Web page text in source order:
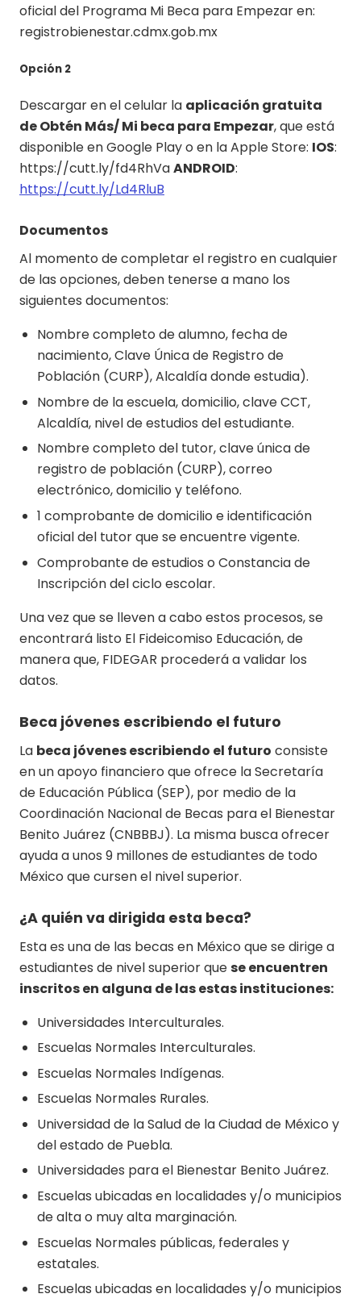
oficial del Programa Mi Beca para Empezar en:
registrobienestar.cdmx.gob.mx
Opción 2
Descargar en el celular la aplicación gratuita
de Obtén Más/ Mi beca para Empezar, que está
disponible en Google Play o en la Apple Store: IOS:
https://cutt.ly/fd4RhVaANDROID:
https://cutt.ly/Ld4RluB
Documentos
Al momento de completar el registro en cualquier
de las opciones, deben tenerse a mano los
siguientes documentos:
Nombre completo de alumno, fecha de
nacimiento, Clave Única de Registro de
Población (CURP), Alcaldía donde estudia).
Nombre de la escuela, domicilio, clave CCT,
Alcaldía, nivel de estudios del estudiante.
Nombre completo del tutor, clave única de
registro de población (CURP), correo
electrónico, domicilio y teléfono.
1 comprobante de domicilio e identificación
oficial del tutor que se encuentre vigente.
Comprobante de estudios o Constancia de
Inscripción del ciclo escolar.
Una vez que se lleven a cabo estos procesos, se
encontrará listo El Fideicomiso Educación, de
manera que, FIDEGAR procederá a validar los
datos.
Beca jóvenes escribiendo el futuro
La beca jóvenes escribiendo el futuro consiste
en un apoyo financiero que ofrece la Secretaría
de Educación Pública (SEP), por medio de la
Coordinación Nacional de Becas para el Bienestar
Benito Juárez (CNBBBJ). La misma busca ofrecer
ayuda a unos 9 millones de estudiantes de todo
México que cursen el nivel superior.
¿A quién va dirigida esta beca?
Esta es una de las becas en México que se dirige a
estudiantes de nivel superior quese encuentren
inscritos en alguna de las estas instituciones:
Universidades Interculturales.
Escuelas Normales Interculturales.
Escuelas Normales Indígenas.
Escuelas Normales Rurales.
Universidad de la Salud de la Ciudad de México y
del estado de Puebla.
Universidades para el Bienestar Benito Juárez.
Escuelas ubicadas en localidades y/o municipios
de alta o muy alta marginación.
Escuelas Normales públicas, federales y
estatales.
Escuelas ubicadas en localidades y/o municipios